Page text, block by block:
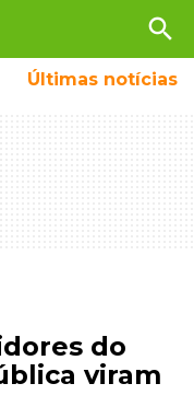
search
Últimas notícias
do
viram